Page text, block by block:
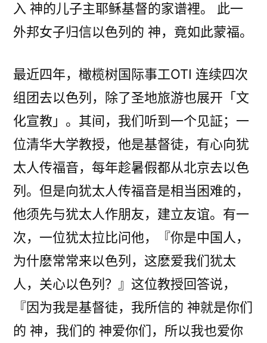
入 神的儿子主耶稣基督的家谱裡。 此一
外邦女子归信以色列的 神，竟如此蒙福。
最近四年，橄榄树国际事工OTI 连续四次
组团去以色列，除了圣地旅游也展开「文
化宣教」。其间，我们听到一个见証；一
位清华大学教授，他是基督徒，有心向犹
太人传福音，每年趁暑假都从北京去以色
列。但是向犹太人传福音是相当困难的，
他须先与犹太人作朋友，建立友谊。有一
次，一位犹太拉比问他，『你是中国人，
为什麽常常来以色列，这麽爱我们犹太
人，关心以色列？』这位教授回答说，
『因为我是基督徒，我所信的 神就是你们
的 神，我们的 神爱你们，所以我也爱你